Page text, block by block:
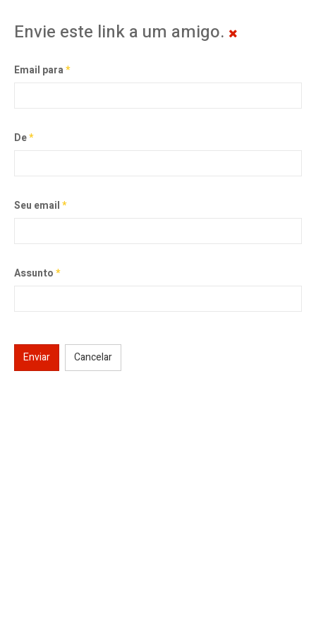
Envie este link a um amigo.
Email para*
De*
Seu email*
Assunto*
Enviar Cancelar